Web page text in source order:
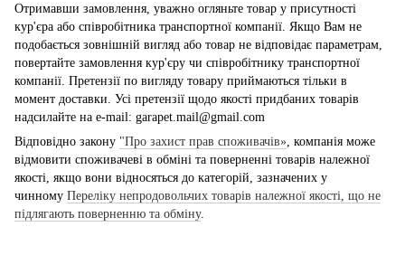
Отримавши замовлення, уважно огляньте товар у присутності
кур'єра або співробітника транспортної компанії. Якщо Вам не
подобається зовнішній вигляд або товар не відповідає параметрам,
повертайте замовлення кур'єру чи співробітнику транспортної
компанії. Претензії по вигляду товару приймаються тільки в
момент доставки. Усі претензії щодо якості придбаних товарів
надсилайте на e-mail: garapet.mail@gmail.com
Відповідно закону "Про захист прав споживачів» , компанія може
відмовити споживачеві в обміні та поверненні товарів належної
якості, якщо вони відносяться до категорій, зазначених у
чинному Переліку непродовольчих товарів належної якості, що не
підлягають поверненню та обміну.